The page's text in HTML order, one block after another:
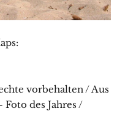
vorbehalten / Aus
des Jahres /